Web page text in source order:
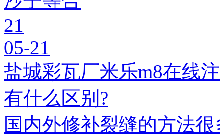
21
05-21
盐城彩瓦厂米乐m8在线
有什么区别?
国内外修补裂缝的方法